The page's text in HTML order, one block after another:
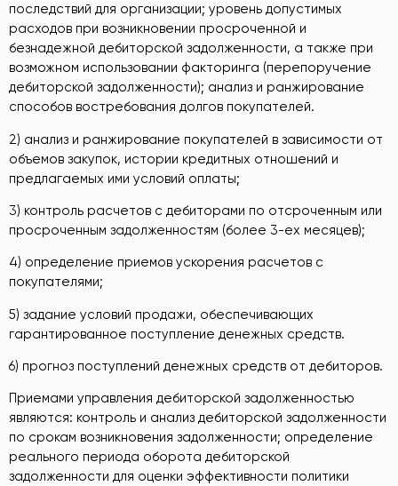
последствий для организации; уровень допустимых
расходов при возникновении просроченной и
безнадежной дебиторской задолженности, а также при
возможном использовании факторинга (перепоручение
дебиторской задолженности); анализ и ранжирование
способов востребования долгов покупателей.
2) анализ и ранжирование покупателей в зависимости от
объемов закупок, истории кредитных отношений и
предлагаемых ими условий оплаты;
3) контроль расчетов с дебиторами по отсроченным или
просроченным задолженностям (более 3-ех месяцев);
4) определение приемов ускорения расчетов с
покупателями;
5) задание условий продажи, обеспечивающих
гарантированное поступление денежных средств.
6) прогноз поступлений денежных средств от дебиторов.
Приемами управления дебиторской задолженностью
являются: контроль и анализ дебиторской задолженности
по срокам возникновения задолженности; определение
реального периода оборота дебиторской
задолженности для оценки эффективности политики